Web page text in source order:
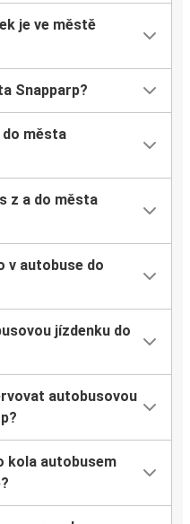
je ve městě
Snapparp?
do města
z a do města
v autobuse do
jízdenku do
autobusovou
kola autobusem